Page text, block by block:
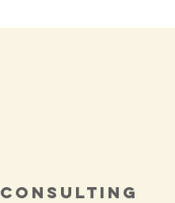
Consulting